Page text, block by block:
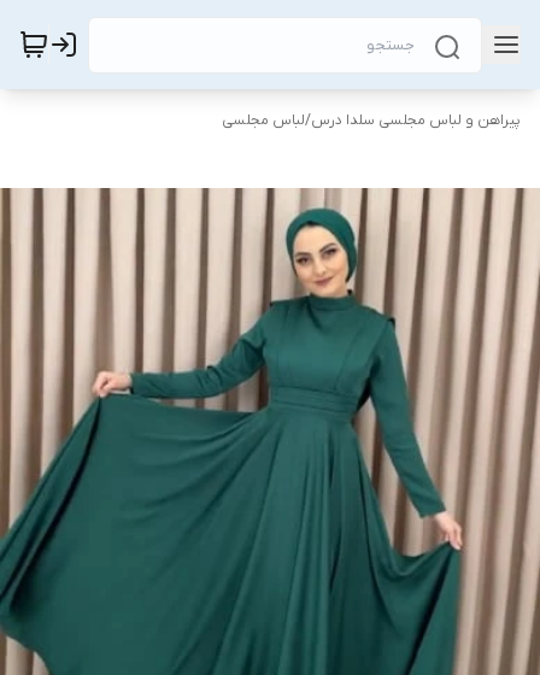
پیراهن و لباس مجلسی سلدا درس/لباس مجلسی